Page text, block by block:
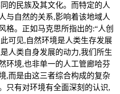
的民族及其文化。而特定的人
与自然的关系,影响着该地域人
格。正如马克思所指出的:“人创
可见,自然环境是人类生存发展
人类自身发展的动力,我们所生
环境,也非单一的人工管廊哈芬
,而是由这三者综合构成的复杂
只有对环境有全面深刻的认识,